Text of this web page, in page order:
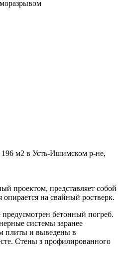
м2 в Усть-Ишимском р-не,
проектом, представляет собой
на свайный ростверк.
бетонный погреб.
системы заранее
плиты и выведены в
Стены з профилированного